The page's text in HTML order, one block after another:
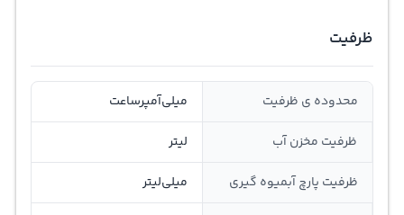
ظرفیت
محدوده ی ظرفیت ميلي‌آمپر‌ساعت
ظرفیت مخزن آب لیتر
ظرفیت پارچ آبمیوه گیری میلی‌لیتر